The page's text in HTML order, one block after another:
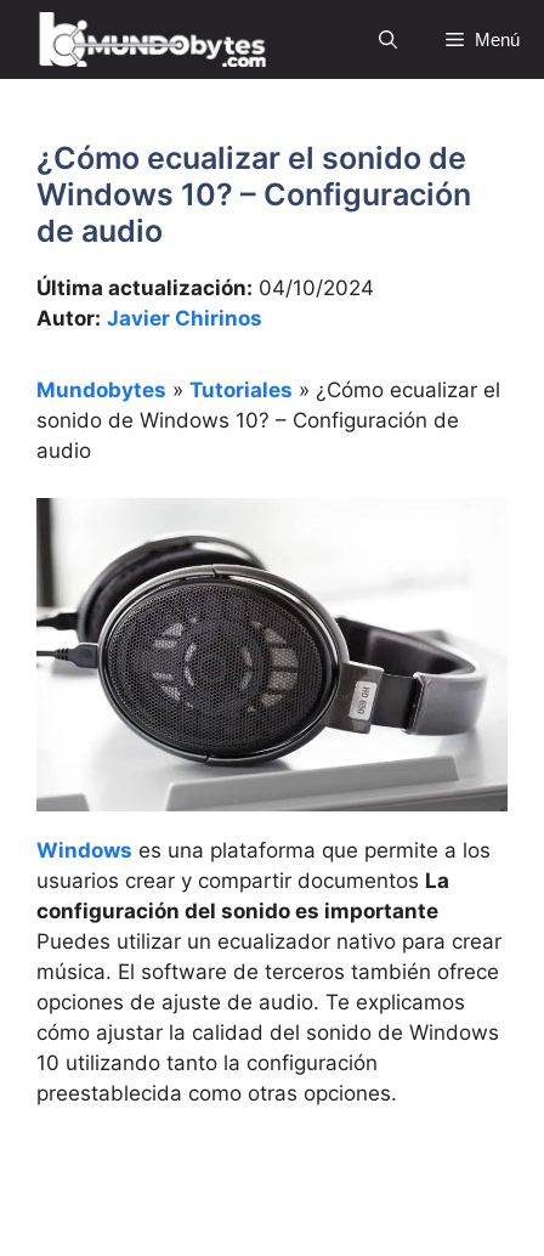
Saltar
contenido
Menú
¿Cómo ecualizar el sonido de
Windows 10? – Configuración
de audio
Última actualización: 04/10/2024
Autor: Javier Chirinos
Mundobytes » Tutoriales » ¿Cómo ecualizar el
sonido de Windows 10? – Configuración de
audio
Windows es una plataforma que permite a los
usuarios crear y compartir documentos La
configuración del sonido es importante
Puedes utilizar un ecualizador nativo para crear
música. El software de terceros también ofrece
opciones de ajuste de audio. Te explicamos
cómo ajustar la calidad del sonido de Windows
10 utilizando tanto la configuración
preestablecida como otras opciones.